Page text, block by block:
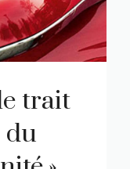
trait
du